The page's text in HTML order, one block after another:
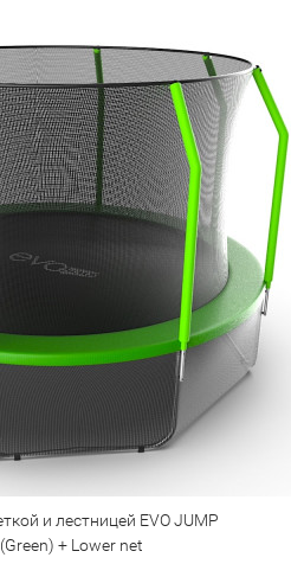
и лестницей EVO JUMP
+ Lower net